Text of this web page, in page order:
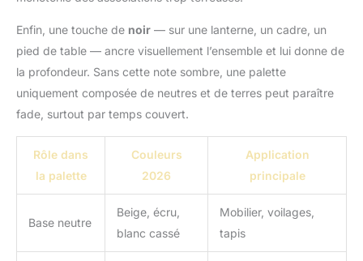
Enfin, une touche de noir — sur une lanterne, un cadre, un
pied de table — ancre visuellement l’ensemble et lui donne de
la profondeur. Sans cette note sombre, une palette
uniquement composée de neutres et de terres peut paraître
fade, surtout par temps couvert.
Rôle dans
la palette
Couleurs
2026
Application
principale
Base neutre
Beige, écru,
blanc cassé
Mobilier, voilages,
tapis